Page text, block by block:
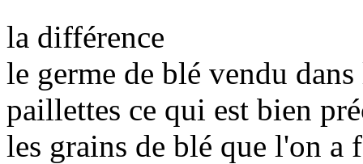
la différence
le germe de blé vendu
paillettes ce qui est bien
les grains de blé que l'on a